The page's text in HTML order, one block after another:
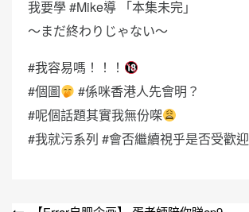
我要學 #Mike導 「本集未完」
～まだ終わりじゃない～
#我容易嗎！！！
#個圖
#係咪香港人先會明？
#呢個話題其實我無份㗎
#我就污系列 #會否繼續視乎是否受歡迎